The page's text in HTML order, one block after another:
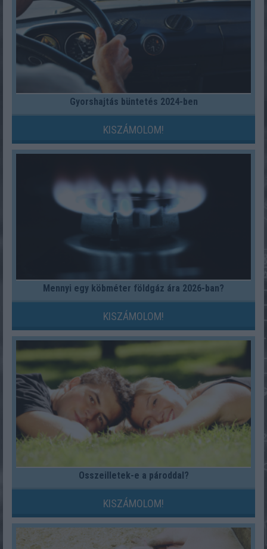
Gyorshajtás büntetés 2024-ben
KISZÁMOLOM!
Mennyi egy köbméter földgáz ára 2026-ban?
KISZÁMOLOM!
Összeilletek-e a pároddal?
KISZÁMOLOM!